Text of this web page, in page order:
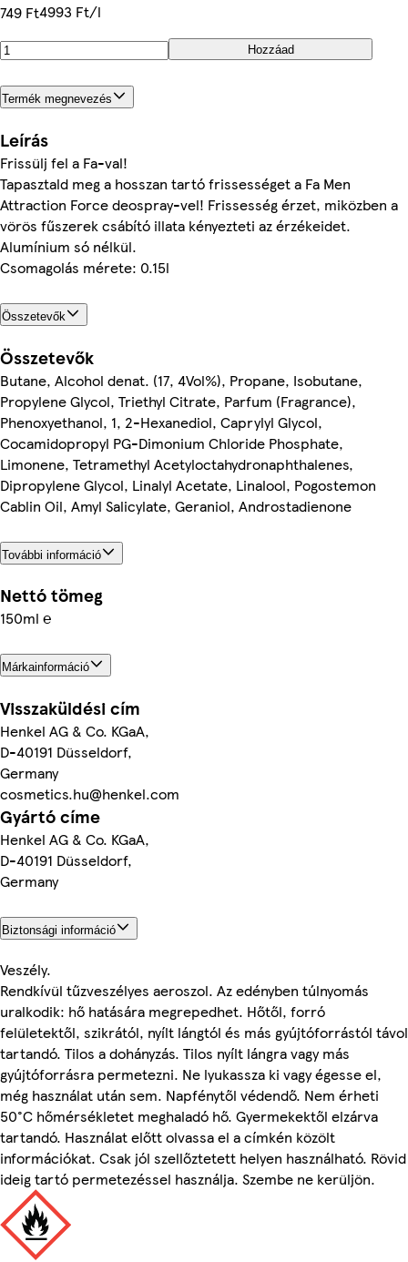
749 Ft4993 Ft/l
Hozzáad
Termék megnevezés
Leírás
Frissülj fel a Fa-val!
Tapasztald meg a hosszan tartó frissességet a Fa Men
Attraction Force deospray-vel! Frissesség érzet, miközben a
vörös fűszerek csábító illata kényezteti az érzékeidet.
Alumínium só nélkül.
Csomagolás mérete: 0.15l
Összetevők
Összetevők
Butane, Alcohol denat. (17, 4Vol%), Propane, Isobutane,
Propylene Glycol, Triethyl Citrate, Parfum (Fragrance),
Phenoxyethanol, 1, 2-Hexanediol, Caprylyl Glycol,
Cocamidopropyl PG-Dimonium Chloride Phosphate,
Limonene, Tetramethyl Acetyloctahydronaphthalenes,
Dipropylene Glycol, Linalyl Acetate, Linalool, Pogostemon
Cablin Oil, Amyl Salicylate, Geraniol, Androstadienone
További információ
Nettó tömeg
150ml ℮
Márkainformáció
Visszaküldési cím
Henkel AG & Co. KGaA,
D-40191 Düsseldorf,
Germany
cosmetics.hu@henkel.com
Gyártó címe
Henkel AG & Co. KGaA,
D-40191 Düsseldorf,
Germany
Biztonsági információ
Veszély.
Rendkívül tűzveszélyes aeroszol. Az edényben túlnyomás
uralkodik: hő hatására megrepedhet. Hőtől, forró
felületektől, szikrától, nyílt lángtól és más gyújtóforrástól távol
tartandó. Tilos a dohányzás. Tilos nyílt lángra vagy más
gyújtóforrásra permetezni. Ne lyukassza ki vagy égesse el,
még használat után sem. Napfénytől védendő. Nem érheti
50°C hőmérsékletet meghaladó hő. Gyermekektől elzárva
tartandó. Használat előtt olvassa el a címkén közölt
információkat. Csak jól szellőztetett helyen használható. Rövid
ideig tartó permetezéssel használja. Szembe ne kerüljön.